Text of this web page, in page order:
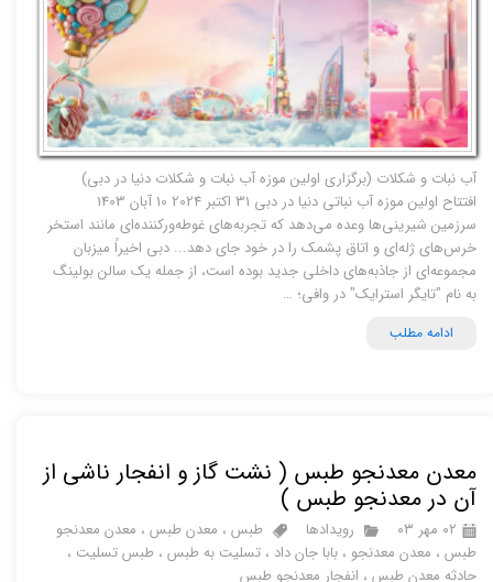
آب نبات و شکلات (برگزاری اولین موزه آب نبات و شکلات دنیا در دبی)
سرزمین شیرینی‌ها وعده می‌دهد که تجربه‌های غوطه‌ورکننده‌ای مانند استخر
خرس‌های ژله‌ای و اتاق پشمک را در خود جای دهد... دبی اخیراً میزبان
مجموعه‌ای از جاذبه‌های داخلی جدید بوده است، از جمله یک سالن بولینگ
به نام "تایگر استرایک" در وافی؛ …
ادامه مطلب
معدن معدنجو طبس ( نشت گاز و انفجار ناشی از
آن در معدنجو طبس )
۰۲ مهر ۰۳ رویدادها طبس ، معدن طبس ، معدن معدنجو
طبس ، معدن معدنجو ،بابا جان داد ،تسلیت به طبس ، طبس تسلیت ،
حادثه معدن طبس ، انفجار معدنجو طبس